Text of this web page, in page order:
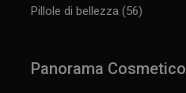
Pillole di bellezza (56)
Panorama Cosmetico